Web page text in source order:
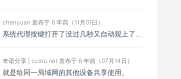
chenyuan 发布于 6 年前（11月01日）
系统代理按键打开了没过几秒又自动观上了，导致一直打开不了，是什么问题呢？感谢大佬，请帮帮忙！谢谢！
奇诺分享 | ccino.net 发布于 6 年前（07月14日）
就是给同一局域网的其他设备共享使用。